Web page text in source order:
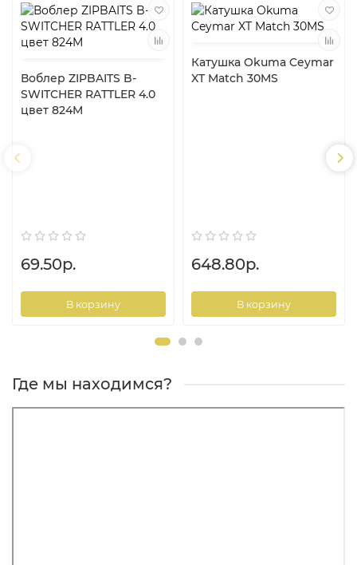
Воблер ZIPBAITS B-
SWITCHER RATTLER 4.0
цвет 824M
69.50р.
В корзину
Катушка Okuma Ceymar
XT Match 30MS
648.80р.
В корзину
Где мы находимся?